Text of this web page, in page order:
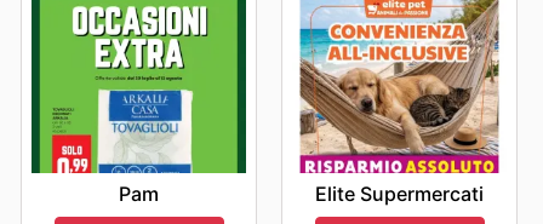
Pam Elite Supermercati